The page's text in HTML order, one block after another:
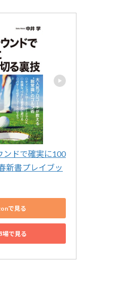
ンドで確実に100
新書プレイブッ
で見る
場で見る